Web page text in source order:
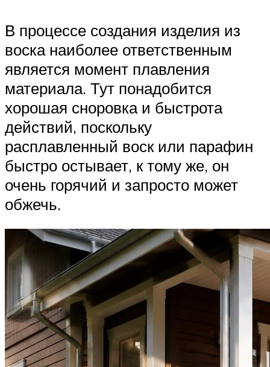
В процессе создания изделия из
воска наиболее ответственным
является момент плавления
материала. Тут понадобится
хорошая сноровка и быстрота
действий, поскольку
расплавленный воск или парафин
быстро остывает, к тому же, он
очень горячий и запросто может
обжечь.